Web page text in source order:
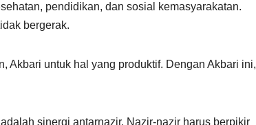
pendidikan, dan sosial kemasyarakatan.
bergerak.
Akbari untuk hal yang produktif. Dengan Akbari ini,
sinergi antarnazir. Nazir-nazir harus berpikir